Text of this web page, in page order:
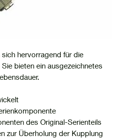
hervorragend für die
bieten ein ausgezeichnetes
des Original-Serienteils
zur Überholung der Kupplung